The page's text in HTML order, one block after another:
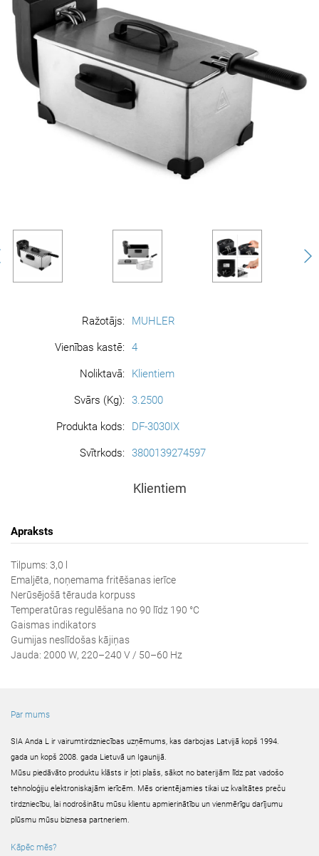
Ražotājs: MUHLER
Vienības kastē: 4
Noliktavā: Klientiem
Svārs (Kg): 3.2500
Produkta kods: DF-3030IX
Svītrkods: 3800139274597
Klientiem
Apraksts
Tilpums: 3,0 l
Emaljēta, noņemama fritēšanas ierīce
Nerūsējošā tērauda korpuss
Temperatūras regulēšana no 90 līdz 190 °C
Gaismas indikators
Gumijas neslīdošas kājiņas
Jauda: 2000 W, 220–240 V / 50–60 Hz
Par mums
SIA Anda L ir vairumtirdzniecības uzņēmums, kas darbojas Latvijā kopš 1994.
gada un kopš 2008. gada Lietuvā un Igaunijā.
Mūsu piedāvāto produktu klāsts ir ļoti plašs, sākot no baterijām līdz pat vadošo
tehnoloģiju elektroniskajām ierīcēm. Mēs orientējamies tikai uz kvalitātes preču
tirdzniecību, lai nodrošinātu mūsu klientu apmierinātību un vienmērīgu darījumu
plūsmu mūsu biznesa partneriem.
Kāpēc mēs?